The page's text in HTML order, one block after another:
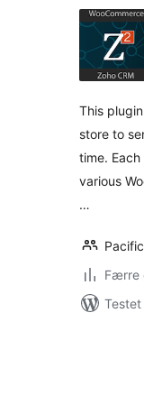
This
store to
time.
various
…
Færre